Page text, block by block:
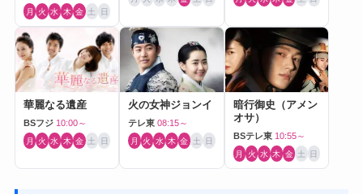
月 火 水 木 金 土 日
華麗なる遺産
BSフジ 10:00～
月 火 水 木 金 土 日
火の女神ジョンイ
テレ東 08:15～
月 火 水 木 金 土 日
暗行御史（アメン
オサ）
BSテレ東 10:55～
月 火 水 木 金 土 日